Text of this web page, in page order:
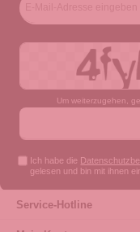
Um weiterzugehen,
Ich habe die
gelesen und bin mit ihnen
Service-Hotline